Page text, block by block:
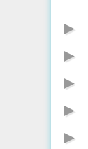
►
►
►
►
►